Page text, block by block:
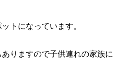
トになっています。
りますので子供連れの家族に